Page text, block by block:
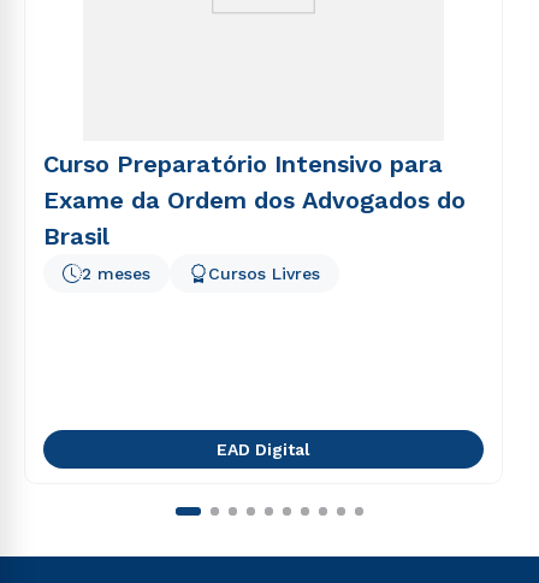
Curso Preparatório Intensivo para
Exame da Ordem dos Advogados do
Brasil
2 meses Cursos Livres
EAD Digital